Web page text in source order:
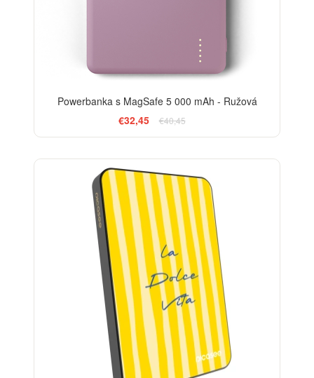
Powerbanka s MagSafe 5 000 mAh - Ružová
€32,45
€40,45